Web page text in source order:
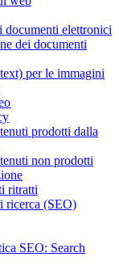
documenti elettronici
dei documenti
per le immagini
prodotti dalla
non prodotti
ritratti
ricerca (SEO)
SEO: Search